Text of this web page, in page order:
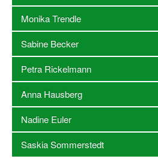
Stellenangebote SSB Dortmund
Vereine
Vereinssuche
Übungsleiterbörse
Sportanlagen in Dortmund
Olympiabewerbung
Monika Trendle
Sabine Becker
Petra Rickelmann
Anna Hausberg
Nadine Euler
Saskia Sommerstedt